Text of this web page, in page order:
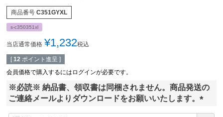
商品番号 C351GYXL
s-c350351xl
当店通常価格 ¥1,232税込
[ 12 ポイント進呈 ]
会員価格で購入するにはログインが必要です。
※必読※ 納品書、領収書は同梱されません。商品発送の
ご連絡メールよりダウンロードをお願いいたします。
(